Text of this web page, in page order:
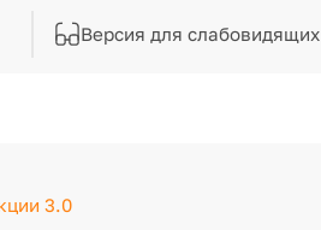
Версия для слабовидящих
3.0